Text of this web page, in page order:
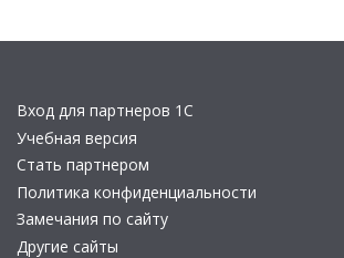
Вход для партнеров 1С
Учебная версия
Стать партнером
Политика конфиденциальности
Замечания по сайту
Другие сайты